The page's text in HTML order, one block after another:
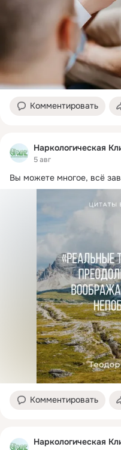
Комментировать
Наркологическая
5 авг
Вы можете многое, всё
Комментировать
Наркологическая